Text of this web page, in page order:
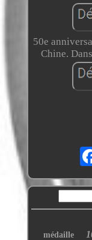
50e
Chine.
médaille